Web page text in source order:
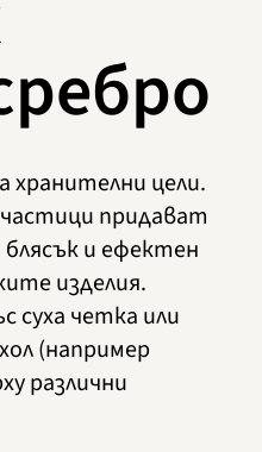
хранителни цели.
придават
и ефектен
изделия.
суха четка или
(например
различни